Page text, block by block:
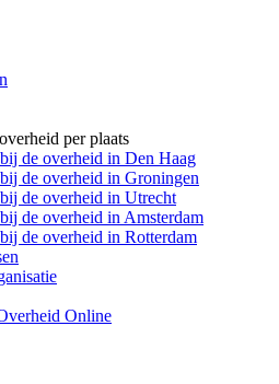
per plaats
de overheid in Den Haag
de overheid in Groningen
de overheid in Utrecht
de overheid in Amsterdam
de overheid in Rotterdam
Online